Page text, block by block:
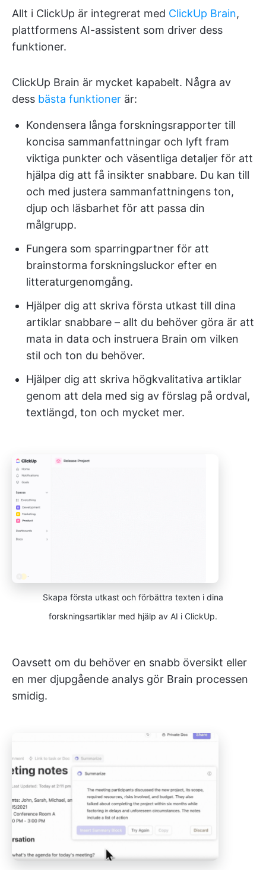
Allt i ClickUp är integrerat med ClickUp Brain,
plattformens AI-assistent som driver dess
funktioner.
ClickUp Brain är mycket kapabelt. Några av
dess bästa funktioner är:
Kondensera långa forskningsrapporter till
koncisa sammanfattningar och lyft fram
viktiga punkter och väsentliga detaljer för att
hjälpa dig att få insikter snabbare. Du kan till
och med justera sammanfattningens ton,
djup och läsbarhet för att passa din
målgrupp.
Fungera som sparringpartner för att
brainstorma forskningsluckor efter en
litteraturgenomgång.
Hjälper dig att skriva första utkast till dina
artiklar snabbare – allt du behöver göra är att
mata in data och instruera Brain om vilken
stil och ton du behöver.
Hjälper dig att skriva högkvalitativa artiklar
genom att dela med sig av förslag på ordval,
textlängd, ton och mycket mer.
Skapa första utkast och förbättra texten i dina
forskningsartiklar med hjälp av AI i ClickUp.
Oavsett om du behöver en snabb översikt eller
en mer djupgående analys gör Brain processen
smidig.